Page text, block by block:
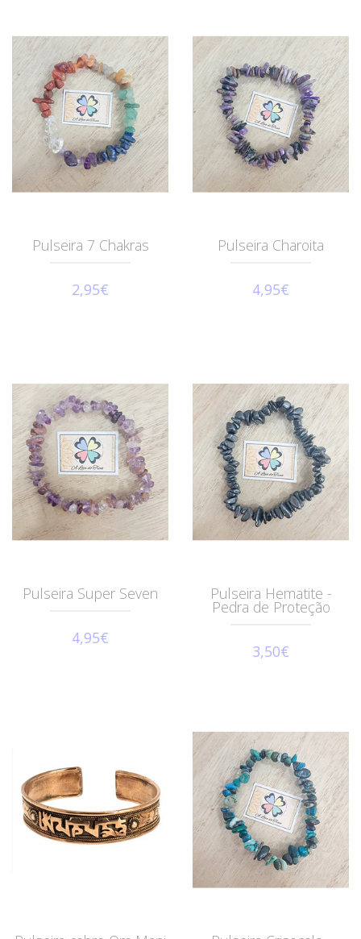
Pulseira 7 Chakras
2,95€
Pulseira Charoita
4,95€
Pulseira Super Seven
4,95€
Pulseira Hematite -
Pedra de Proteção
3,50€